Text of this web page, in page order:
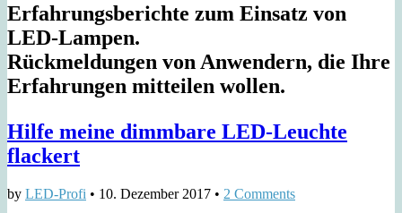
Erfahrungsberichte zum Einsatz von
LED-Lampen.
Rückmeldungen von Anwendern, die Ihre
Erfahrungen mitteilen wollen.
Hilfe meine dimmbare LED-Leuchte
flackert
by LED-Profi • 10. Dezember 2017 • 2 Comments